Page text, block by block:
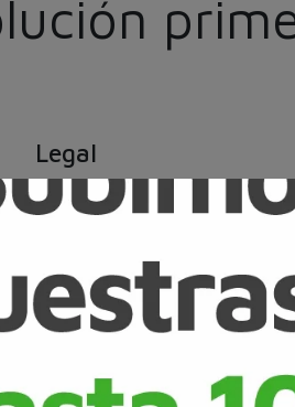
Legal
entre el 25 y el 28 de febrero de 2025
compra realizada con la tarjeta y
CMR son un medio de pago. La
en condiciones macroeconómicas,
la oferta puede
o comercios aliados. Revisa el